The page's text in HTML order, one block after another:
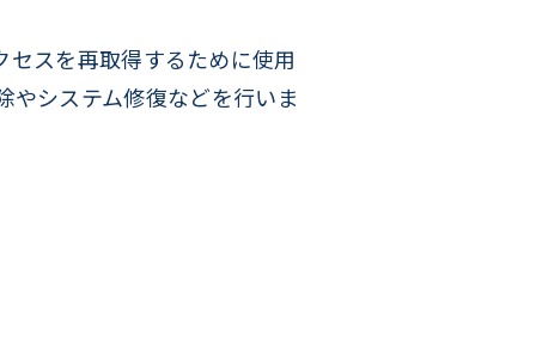
スを再取得するために使用
やシステム修復などを行いま